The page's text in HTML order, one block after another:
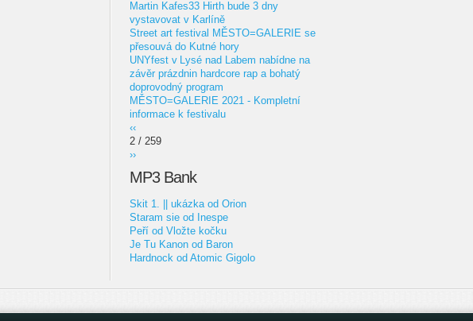
Martin Kafes33 Hirth bude 3 dny
vystavovat v Karlíně
Street art festival MĚSTO=GALERIE se
přesouvá do Kutné hory
UNYfest v Lysé nad Labem nabídne na
závěr prázdnin hardcore rap a bohatý
doprovodný program
MĚSTO=GALERIE 2021 - Kompletní
informace k festivalu
‹‹
2 / 259
››
MP3 Bank
Skit 1. || ukázka od Orion
Staram sie od Inespe
Peří od Vložte kočku
Je Tu Kanon od Baron
Hardnock od Atomic Gigolo